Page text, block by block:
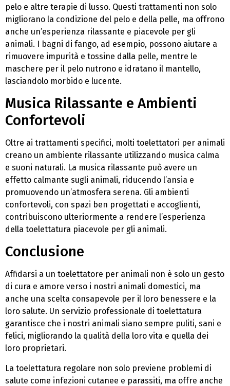
pelo e altre terapie di lusso. Questi trattamenti non solo
migliorano la condizione del pelo e della pelle, ma offrono
anche un’esperienza rilassante e piacevole per gli
animali. I bagni di fango, ad esempio, possono aiutare a
rimuovere impurità e tossine dalla pelle, mentre le
maschere per il pelo nutrono e idratano il mantello,
lasciandolo morbido e lucente.
Musica Rilassante e Ambienti
Confortevoli
Oltre ai trattamenti specifici, molti toelettatori per animali
creano un ambiente rilassante utilizzando musica calma
e suoni naturali. La musica rilassante può avere un
effetto calmante sugli animali, riducendo l’ansia e
promuovendo un’atmosfera serena. Gli ambienti
confortevoli, con spazi ben progettati e accoglienti,
contribuiscono ulteriormente a rendere l’esperienza
della toelettatura piacevole per gli animali.
Conclusione
Affidarsi a un toelettatore per animali non è solo un gesto
di cura e amore verso i nostri animali domestici, ma
anche una scelta consapevole per il loro benessere e la
loro salute. Un servizio professionale di toelettatura
garantisce che i nostri animali siano sempre puliti, sani e
felici, migliorando la qualità della loro vita e quella dei
loro proprietari.
La toelettatura regolare non solo previene problemi di
salute come infezioni cutanee e parassiti, ma offre anche